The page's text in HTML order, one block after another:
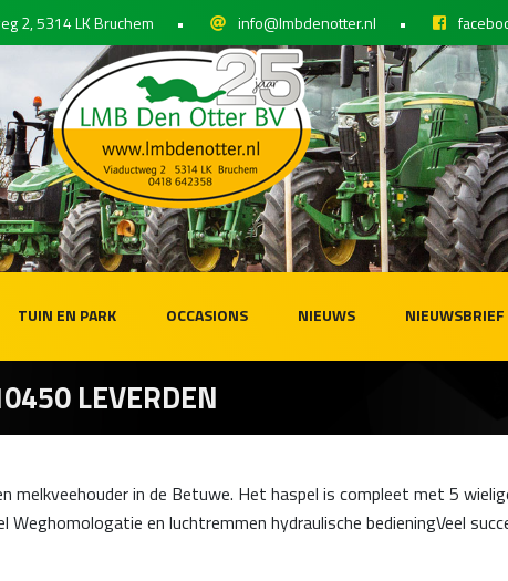
2, 5314 LK Bruchem • info@lmbdenotter.nl •
TUIN EN PARK OCCASIONS NIEUWS NIEUWSBRIEF
LEVERDEN
melkveehouder in de Betuwe. Het haspel is compleet met 5
en luchtremmen hydraulische bedieningVeel